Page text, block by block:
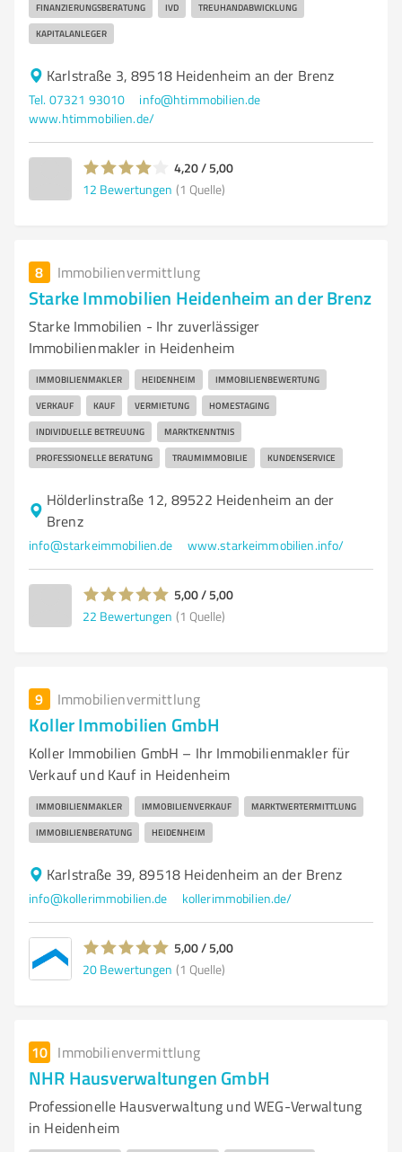
FINANZIERUNGSBERATUNG IVD TREUHANDABWICKLUNG
KAPITALANLEGER
Karlstraße 3, 89518 Heidenheim an der Brenz
Tel. 07321 93010
info@htimmobilien.de
www.htimmobilien.de/
4,20 / 5,00
12 Bewertungen (1 Quelle)
8 Immobilienvermittlung
Starke Immobilien Heidenheim an der Brenz
Starke Immobilien - Ihr zuverlässiger
Immobilienmakler in Heidenheim
IMMOBILIENMAKLER HEIDENHEIM IMMOBILIENBEWERTUNG
VERKAUF KAUF VERMIETUNG HOMESTAGING
INDIVIDUELLE BETREUUNG MARKTKENNTNIS
PROFESSIONELLE BERATUNG TRAUMIMMOBILIE KUNDENSERVICE
Hölderlinstraße 12, 89522 Heidenheim an der
Brenz
info@starkeimmobilien.de www.starkeimmobilien.info/
5,00 / 5,00
22 Bewertungen (1 Quelle)
9 Immobilienvermittlung
Koller Immobilien GmbH
Koller Immobilien GmbH – Ihr Immobilienmakler für
Verkauf und Kauf in Heidenheim
IMMOBILIENMAKLER IMMOBILIENVERKAUF MARKTWERTERMITTLUNG
IMMOBILIENBERATUNG HEIDENHEIM
Karlstraße 39, 89518 Heidenheim an der Brenz
info@kollerimmobilien.de kollerimmobilien.de/
5,00 / 5,00
20 Bewertungen (1 Quelle)
10 Immobilienvermittlung
NHR Hausverwaltungen GmbH
Professionelle Hausverwaltung und WEG-Verwaltung
in Heidenheim